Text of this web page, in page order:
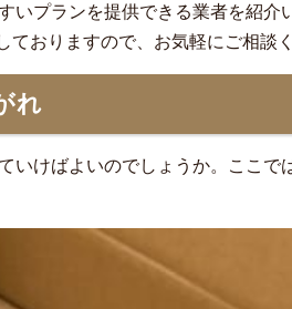
いプランを提供できる業者を紹介
おりますので、お気軽にご相談く
れ
けばよいのでしょうか。ここで